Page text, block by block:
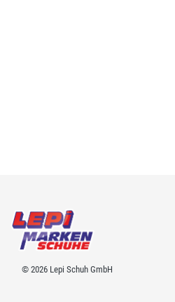
© 2026 Lepi Schuh GmbH